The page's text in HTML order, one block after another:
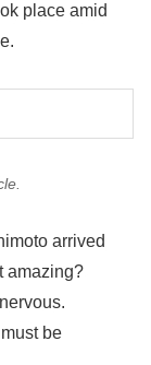
place amid
arrived
amazing?
be